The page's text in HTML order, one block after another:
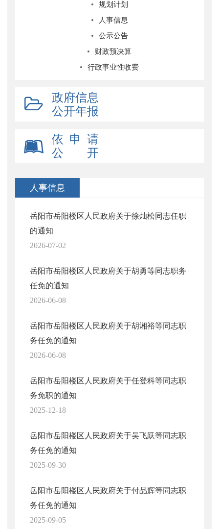
规划计划
人事信息
公示公告
财政预决算
行政事业性收费
政府信息
公开年报
依 申 请
公 开
人事信息
岳阳市岳阳楼区人民政府关于徐灿松同志任职
的通知
2026-07-02
岳阳市岳阳楼区人民政府关于胡勇等同志职务
任免的通知
2026-06-08
岳阳市岳阳楼区人民政府关于胡湘裕等同志职
务任免的通知
2026-06-08
岳阳市岳阳楼区人民政府关于任登科等同志职
务免职的通知
2025-12-18
岳阳市岳阳楼区人民政府关于吴飞跃等同志职
务任免的通知
2025-09-30
岳阳市岳阳楼区人民政府关于付品辉等同志职
务任免的通知
2025-09-05